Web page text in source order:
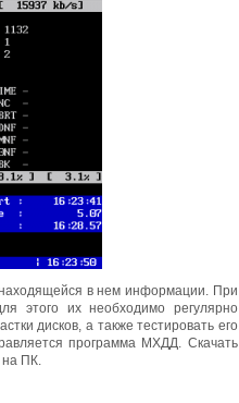
в нем информации. При
этого их необходимо регулярно
дисков, а также тестировать его
программа МХДД. Скачать
на ПК.